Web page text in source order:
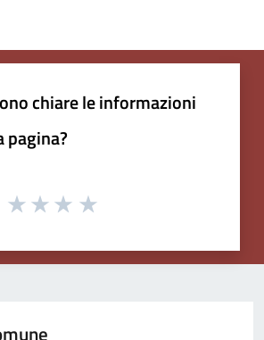
chiare le informazioni
pagina?